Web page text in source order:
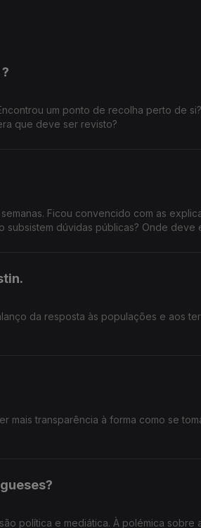
um ponto de recolha perto de
que deve ser revisto?
Ficou convencido com as
subsistem dúvidas públicas? Onde deve
da resposta às populações e aos
mais transparência à forma como se
política e mediática. À polémica sobre